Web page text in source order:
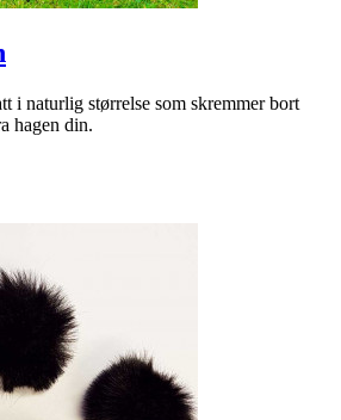
i naturlig størrelse som skremmer bort
hagen din.